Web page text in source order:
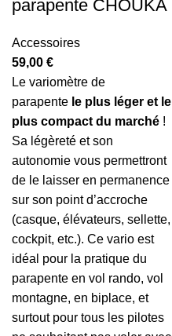
parapente CHOUKA
Accessoires
59,00 €
Le variomètre de
parapente le plus léger et le
plus compact du marché !
Sa légèreté et son
autonomie vous permettront
de le laisser en permanence
sur son point d’accroche
(casque, élévateurs, sellette,
cockpit, etc.). Ce vario est
idéal pour la pratique du
parapente en vol rando, vol
montagne, en biplace, et
surtout pour tous les pilotes